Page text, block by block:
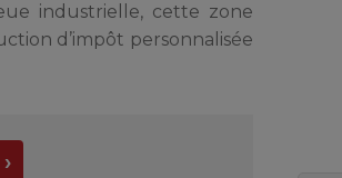
industrielle, cette zone
d’impôt personnalisée